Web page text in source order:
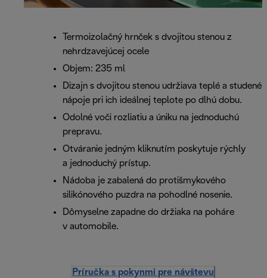
Termoizolačný hrnček s dvojitou stenou z
nehrdzavejúcej ocele
Objem: 235 ml
Dizajn s dvojitou stenou udržiava teplé a studené
nápoje pri ich ideálnej teplote po dlhú dobu.
Odolné voči rozliatiu a úniku na jednoduchú
prepravu.
Otváranie jedným kliknutím poskytuje rýchly
a jednoduchý prístup.
Nádoba je zabalená do protišmykového
silikónového puzdra na pohodlné nosenie.
Dômyselne zapadne do držiaka na poháre
v automobile.
Príručka s pokynmi pre návštevu